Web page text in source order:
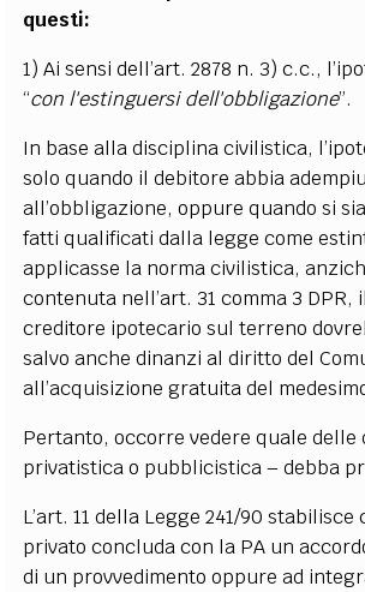
questi:
1) Ai sensi dell’art. 2878 n. 3) c.c.,
“con l'estinguersi dell'obbligazione”.
In base alla disciplina civilistica,
solo quando il debitore abbia
all’obbligazione, oppure quando si
fatti qualificati dalla legge come
applicasse la norma civilistica,
contenuta nell’art. 31 comma 3 DPR,
creditore ipotecario sul terreno
salvo anche dinanzi al diritto del
all’acquisizione gratuita del
Pertanto, occorre vedere quale delle
privatistica o pubblicistica – debba
L’art. 11 della Legge 241/90
privato concluda con la PA un
di un provvedimento oppure ad